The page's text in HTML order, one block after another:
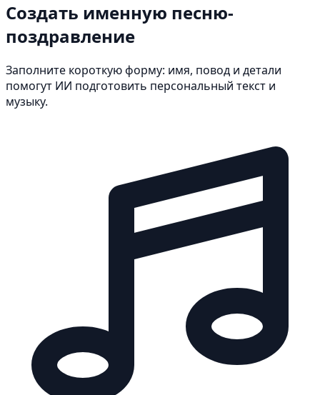
Создать именную песню-
поздравление
Заполните короткую форму: имя, повод и детали
помогут ИИ подготовить персональный текст и
музыку.